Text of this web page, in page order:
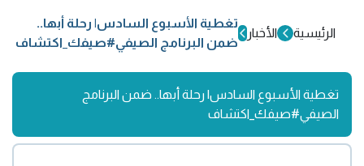
الرئيسية الأخبار
تغطية الأسبوع السادس| رحلة أبها..
ضمن البرنامج الصيفي#صيفك_اكتشاف
تغطية الأسبوع السادس| رحلة أبها.. ضمن البرنامج
الصيفي#صيفك_اكتشاف